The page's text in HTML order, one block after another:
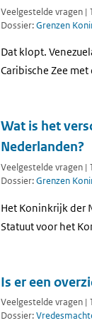
Veelgestelde vragen |
Dossier:Grenzen
Dat klopt.
Caribische Zee
Wat is het
Nederlanden?
Veelgestelde vragen |
Dossier:Grenzen
Het Koninkrijk der
Statuut voor het
Is er een
Veelgestelde vragen |
Dossier: